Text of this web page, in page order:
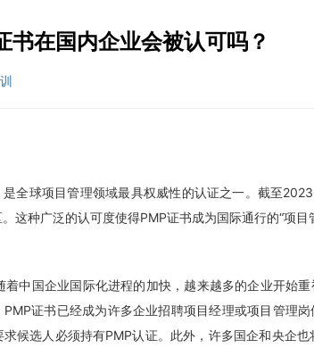
书在国内企业会被认可吗？
全球项目管理领域最具权威性的认证之一。截至
这种广泛的认可度使得PMP证书成为国际通行的“项目
中国企业国际化进程的加快，越来越多的企业开始
证书已经成为许多企业招聘项目经理或项目管理
候选人必须持有PMP认证。此外，许多国企和央企